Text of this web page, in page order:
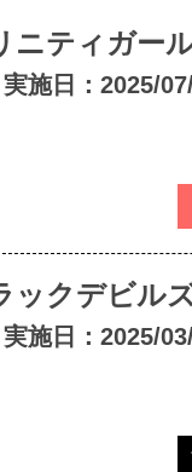
ニティガー
実施日：2025/
ックデビル
実施日：2025/